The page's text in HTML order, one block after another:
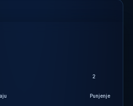
miš
rezolucije
tipkovnice 2
programiraju Punjenje